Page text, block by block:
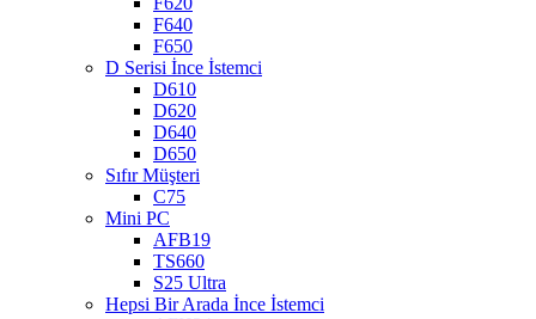
F640
F650
D Serisi İnce İstemci
D610
D620
D640
D650
Sıfır Müşteri
C75
Mini PC
AFB19
TS660
S25 Ultra
Hepsi Bir Arada İnce İstemci